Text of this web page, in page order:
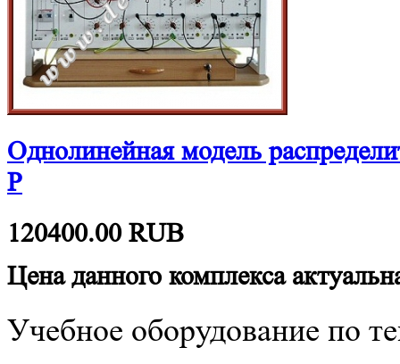
Однолинейная модель
Р
120400.00RUB
Цена данного комплекса
Учебное оборудование по